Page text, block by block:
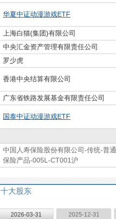
华夏中证动漫游戏ETF
上海白猫(集团)有限公司
中央汇金资产管理有限责任公司
罗少虎
香港中央结算有限公司
广东省铁路发展基金有限责任公司
国泰中证动漫游戏ETF
中国人寿保险股份有限公司-传统-普通
保险产品-005L-CT001沪
十大股东
2026-03-31 2025-12-31